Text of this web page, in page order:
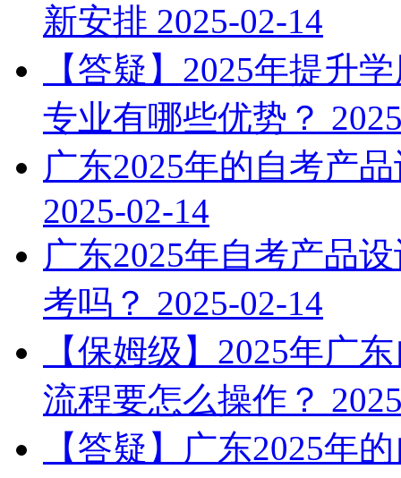
新安排 2025-02-14
【答疑】2025年提升
专业有哪些优势？
广东2025年的自考产
2025-02-14
广东2025年自考产品
考吗？ 2025-02-14
【保姆级】2025年广
流程要怎么操作？
【答疑】广东2025年